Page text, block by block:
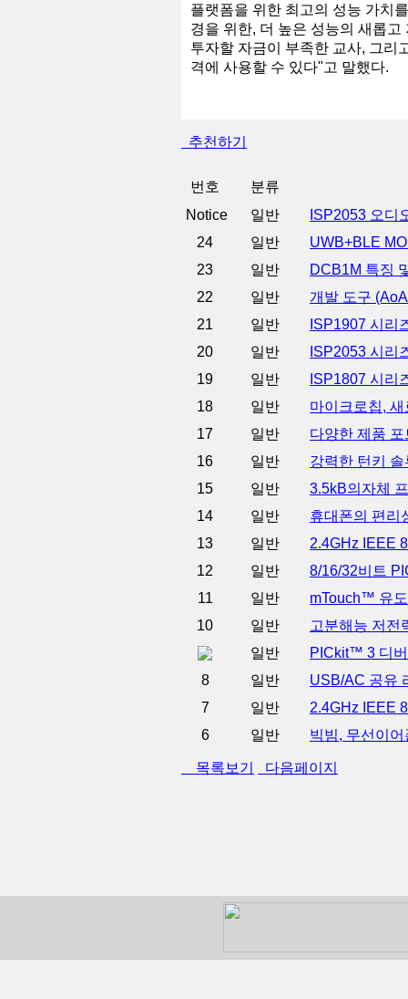
플랫폼을 위한 최고의 성능 가치
경을 위한, 더 높은 성능의 새롭
투자할 자금이 부족한 교사, 그리
격에 사용할 수 있다"고 말했다.
추천하기
번호
분류
Notice
일반
ISP2053 오디
24
일반
UWB+BLE
23
일반
DCB1M 특징
22
일반
개발 도구
21
일반
ISP1907 시리
20
일반
ISP2053 시리
19
일반
ISP1807 시리
18
일반
마이크로칩,
17
일반
다양한 제품
16
일반
강력한 턴키
15
일반
3.5kB의자체
14
일반
휴대폰의 편리
13
일반
2.4GHz IEEE
12
일반
8/16/32비트
11
일반
mTouch™ 유
10
일반
고분해능 저전
일반
PICkit™ 3 디
8
일반
USB/AC 공유
7
일반
2.4GHz IEEE
6
일반 빅빔, 무선이어
목록보기 다음페이지